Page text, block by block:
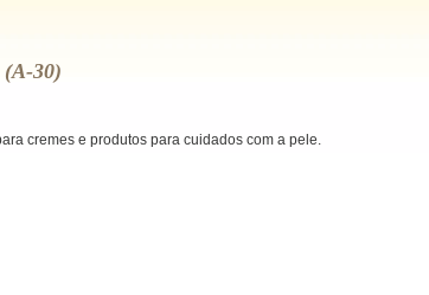
(a-30)
cremes e produtos para cuidados com a pele.